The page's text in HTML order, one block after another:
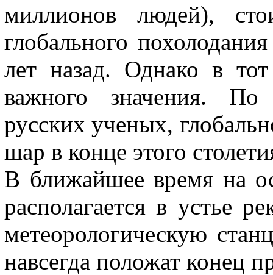
миллионов людей),
глобального
лет назад. Однако в
важного значения. По
русских ученых,
шар в конце этого
В ближайшее время на
располагается в устье
метеорологическую
навсегда положат конец